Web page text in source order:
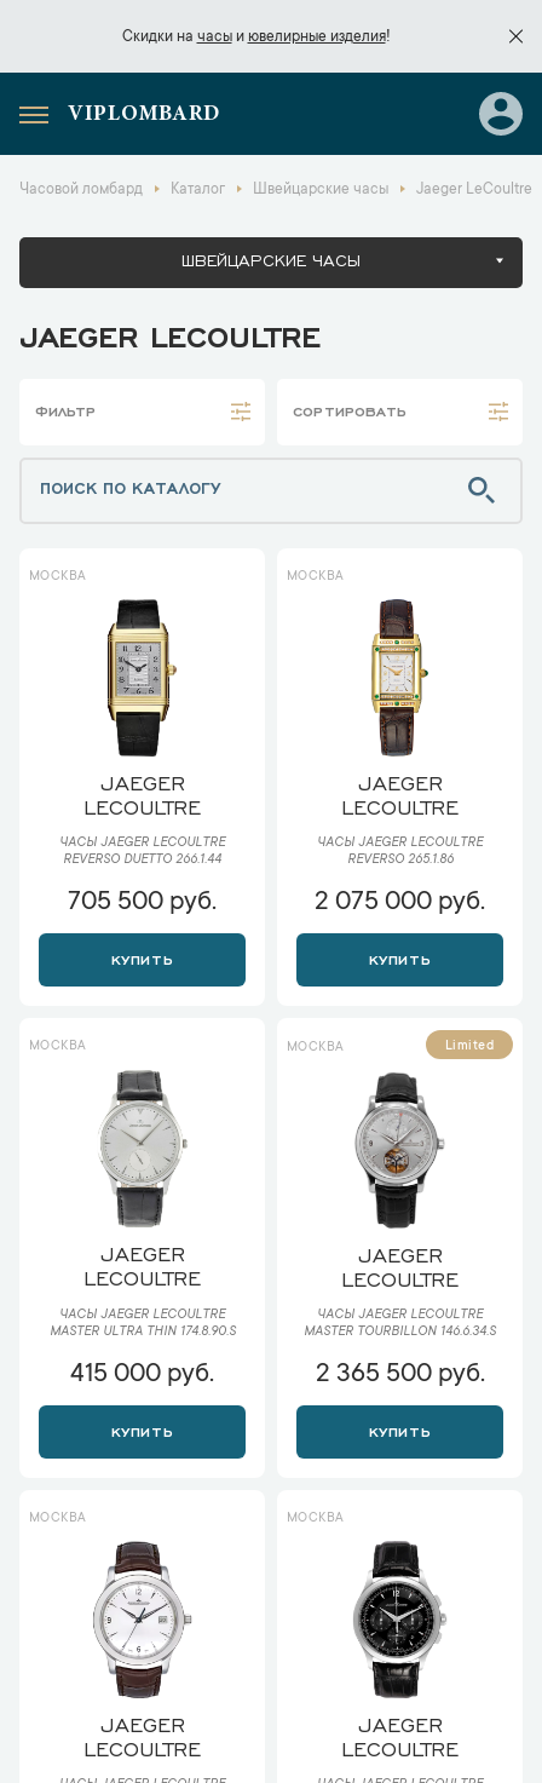
Скидки на часыи ювелирные изделия!
Скидки начасы
VIPLOMBARD
Часовой ломбард Каталог Швейцарские часы Jaeger LeCoultre
ШВЕЙЦАРСКИЕ ЧАСЫ
JAEGER LECOULTRE
ФИЛЬТР СОРТИРОВАТЬ
МОСКВА
JAEGER
LECOULTRE
ЧАСЫ JAEGER LECOULTRE
REVERSO DUETTO 266.1.44
705 500 руб.
КУПИТЬ
МОСКВА
JAEGER
LECOULTRE
ЧАСЫ JAEGER LECOULTRE
REVERSO 265.1.86
2 075 000 руб.
КУПИТЬ
МОСКВА
JAEGER
LECOULTRE
ЧАСЫ JAEGER LECOULTRE
MASTER ULTRA THIN 174.8.90.S
415 000 руб.
КУПИТЬ
МОСКВА Limited
JAEGER
LECOULTRE
ЧАСЫ JAEGER LECOULTRE
MASTER TOURBILLON 146.6.34.S
2 365 500 руб.
КУПИТЬ
МОСКВА
JAEGER
LECOULTRE
МОСКВА
JAEGER
LECOULTRE